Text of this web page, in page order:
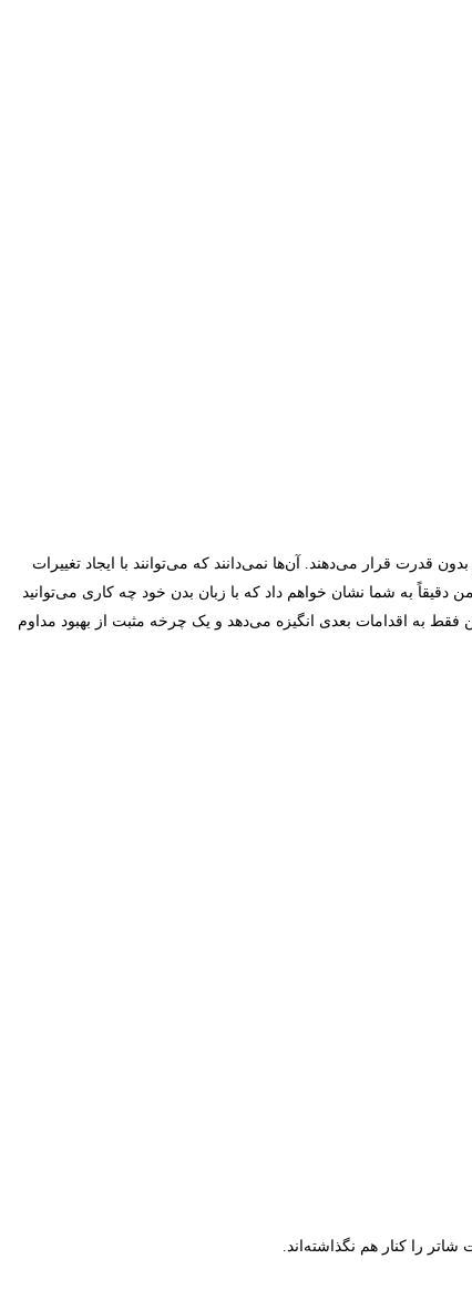
قدرت قرار می‌دهند. آن‌ها نمی‌دانند که می‌توانند با ایجاد تغییرات
به شما نشان خواهم داد که با زبان بدن خود چه کاری می‌توانید
فقط به اقدامات بعدی انگیزه می‌دهد و یک چرخه مثبت از بهبود مداوم
را کنار هم نگذاشته‌اند.